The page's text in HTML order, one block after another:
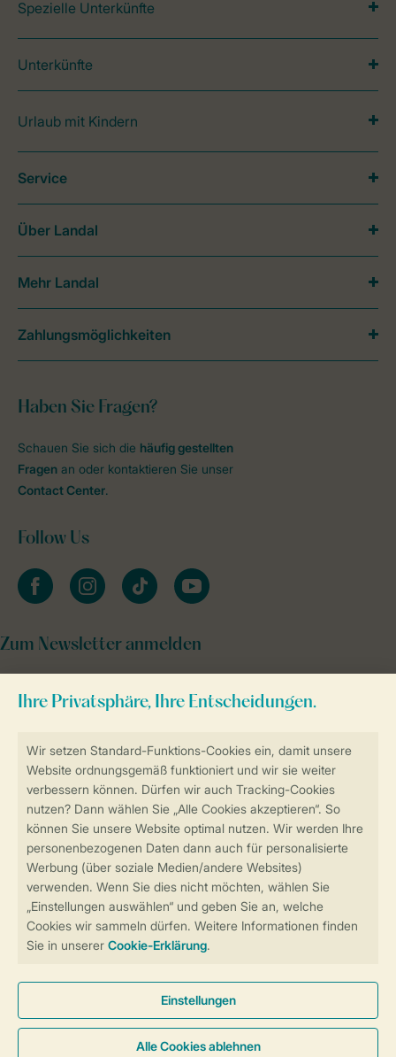
Sicherstellung Deiner Privatsphäre
Sicher und schnell zur Online-Buchung
Sichere Datenübertragung
Sicheres Bezahlen
Spezielle Unterkünfte
Unterkünfte
Urlaub mit Kindern
Haben Sie Fragen?
Schauen Sie sich die häufig gestellten
Fragen an oder kontaktieren Sie unser
Contact Center.
Follow Us
facebookinstagramtiktok youtube
Zum Newsletter anmelden
Service
Über Landal
Mehr Landal
Zahlungsmöglichkeiten